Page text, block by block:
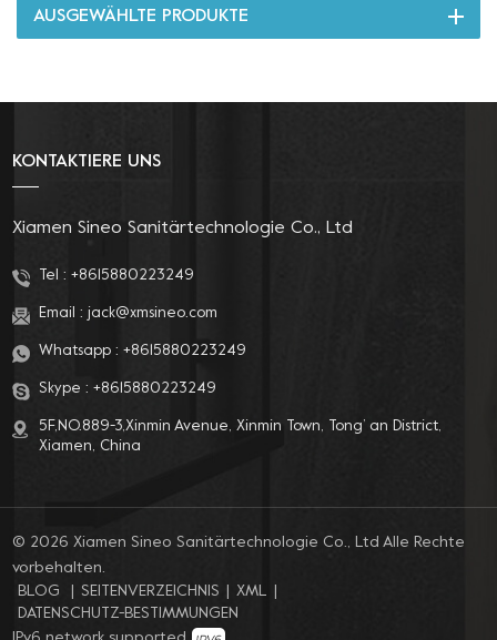
AUSGEWÄHLTE PRODUKTE
KONTAKTIERE UNS
Xiamen Sineo Sanitärtechnologie Co., Ltd
Tel : +8615880223249
Email : jack@xmsineo.com
Whatsapp : +8615880223249
Skype : +8615880223249
5F,NO.889-3,Xinmin Avenue, Xinmin Town, Tong’ an District,
Xiamen, China
© 2026 Xiamen Sineo Sanitärtechnologie Co., Ltd Alle Rechte
vorbehalten.
BLOG
SEITENVERZEICHNIS XML
DATENSCHUTZ-BESTIMMUNGEN